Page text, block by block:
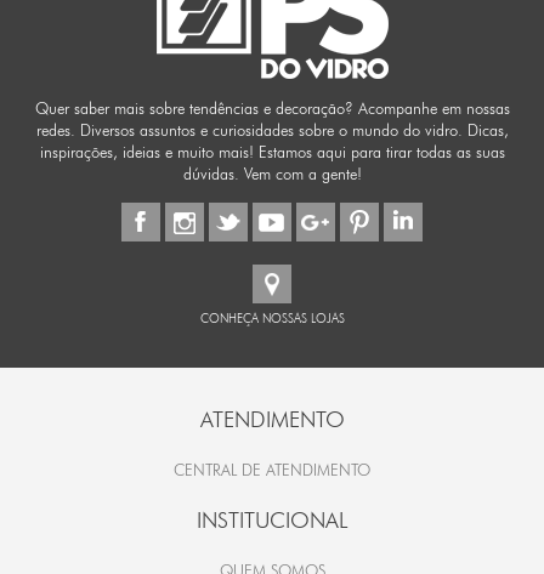
Quer saber mais sobre tendências e decoração? Acompanhe em nossas
redes. Diversos assuntos e curiosidades sobre o mundo do vidro. Dicas,
inspirações, ideias e muito mais! Estamos aqui para tirar todas as suas
dúvidas. Vem com a gente!
CONHEÇA NOSSAS LOJAS
ATENDIMENTO
CENTRAL DE ATENDIMENTO
INSTITUCIONAL